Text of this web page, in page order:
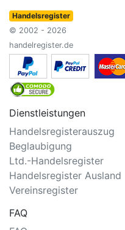
Handelsregister
© 2002 - 2026
handelregister.de
Dienstleistungen
Handelsregisterauszug
Beglaubigung
Ltd.-Handelsregister
Handelsregister Ausland
Vereinsregister
FAQ